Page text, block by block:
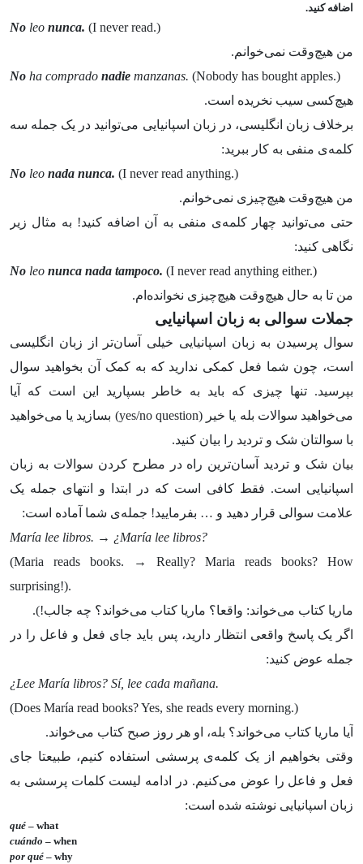
اضافه کنید.
No leo nunca. (I never read.)
من هیچ‌وقت نمی‌خوانم.
No ha comprado nadie manzanas. (Nobody has bought apples.)
هیچ‌کسی سیب نخریده ‌است.
برخلاف زبان انگلیسی، در زبان اسپانیایی می‌توانید در یک جمله سه
کلمه‌ی منفی به کار ببرید:
No leo nada nunca. (I never read anything.)
من هیچ‌وقت هیچ‌چیزی نمی‌خوانم.
حتی می‌توانید چهار کلمه‌ی منفی به آن اضافه کنید! به مثال زیر
نگاهی کنید:
No leo nunca nada tampoco. (I never read anything either.)
من تا به حال هیچ‌وقت هیچ‌چیزی نخوانده‌ام.
جملات سوالی به زبان اسپانیایی
سوال پرسیدن به زبان اسپانیایی خیلی آسان‌تر از زبان انگلیسی
است، چون شما فعل کمکی ندارید که به کمک آن بخواهید سوال
بپرسید. تنها چیزی که باید به خاطر بسپارید این است که آیا
می‌خواهید سوالات بله یا خیر (yes/no question) بسازید یا می‌خواهید
با سوالتان شک و تردید را بیان کنید.
بیان شک و تردید آسان‌ترین راه در مطرح کردن سوالات به زبان
اسپانیایی است. فقط کافی است که در ابتدا و انتهای جمله یک
علامت سوالی قرار دهید و … بفرمایید! جمله‌ی شما آماده است:
María lee libros. → ¿María lee libros?
(Maria reads books. → Really? Maria reads books? How
surprising!).
ماریا کتاب می‌خواند: واقعا؟ ماریا کتاب می‌خواند؟ چه جالب!).
اگر یک پاسخ واقعی انتظار دارید، پس باید جای فعل و فاعل را در
جمله عوض کنید:
¿Lee María libros? Sí, lee cada mañana.
(Does María read books? Yes, she reads every morning.)
آیا ماریا کتاب می‌خواند؟ بله، او هر روز صبح کتاب می‌خواند.
وقتی بخواهیم از یک کلمه‌ی پرسشی استفاده کنیم، طبیعتا جای
فعل و فاعل را عوض می‌کنیم. در ادامه لیست کلمات پرسشی به
زبان اسپانیایی نوشته شده است:
qué – what
cuándo – when
por qué – why